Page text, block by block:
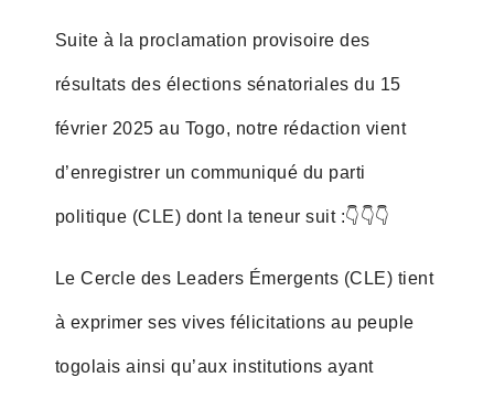
Suite à la proclamation provisoire des
résultats des élections sénatoriales du 15
février 2025 au Togo, notre rédaction vient
d’enregistrer un communiqué du parti
politique (CLE) dont la teneur suit :👇👇👇
Le Cercle des Leaders Émergents (CLE) tient
à exprimer ses vives félicitations au peuple
togolais ainsi qu’aux institutions ayant